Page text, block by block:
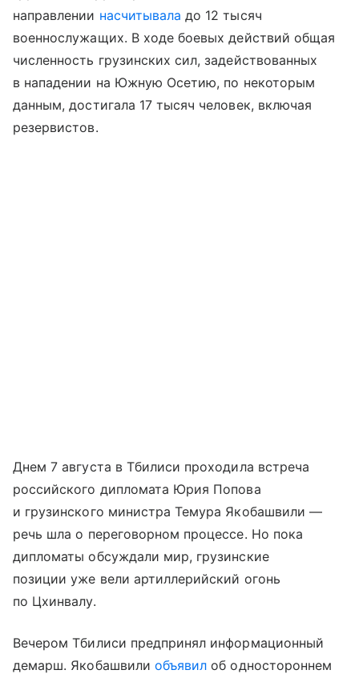
направлении насчитывала до 12 тысяч
военнослужащих. В ходе боевых действий общая
численность грузинских сил, задействованных
в нападении на Южную Осетию, по некоторым
данным, достигала 17 тысяч человек, включая
резервистов.
Днем 7 августа в Тбилиси проходила встреча
российского дипломата Юрия Попова
и грузинского министра Темура Якобашвили —
речь шла о переговорном процессе. Но пока
дипломаты обсуждали мир, грузинские
позиции уже вели артиллерийский огонь
по Цхинвалу.
Вечером Тбилиси предпринял информационный
демарш. Якобашвили объявил об одностороннем